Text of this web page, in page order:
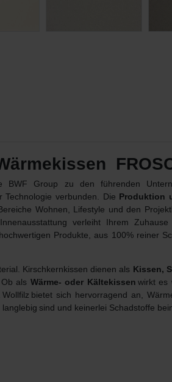
BWF Group zu den führenden
verbunden. Die Produktion
Wohnen, Lifestyle und den
verleiht Ihrem
Produkte, aus 100% reiner
Kirschkernkissen dienen als Kissen,
als Wärme- oder Kältekissen wirkt es
bietet sich hervorragend an,
sind und keinerlei Schadstoffe